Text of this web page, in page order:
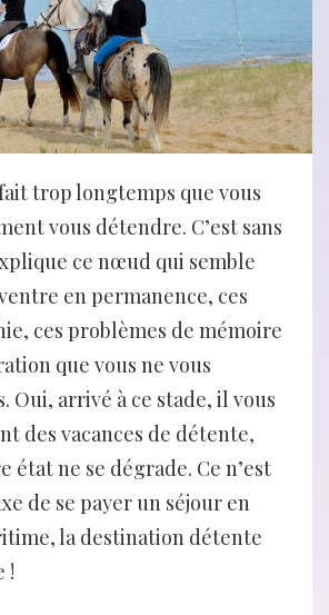
trop longtemps que vous
vous détendre. C’est sans
ce nœud qui semble
en permanence, ces
ces problèmes de mémoire
que vous ne vous
Oui, arrivé à ce stade, il vous
des vacances de détente,
état ne se dégrade. Ce n’est
de se payer un séjour en
la destination détente
!